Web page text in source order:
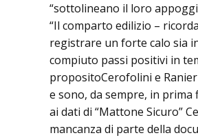
“sottolineano il loro
“Il comparto edilizio –
registrare un forte calo sia
compiuto passi positivi in
propositoCerofolini e
e sono, da sempre, in
ai dati di “Mattone Sicuro”
mancanza di parte della